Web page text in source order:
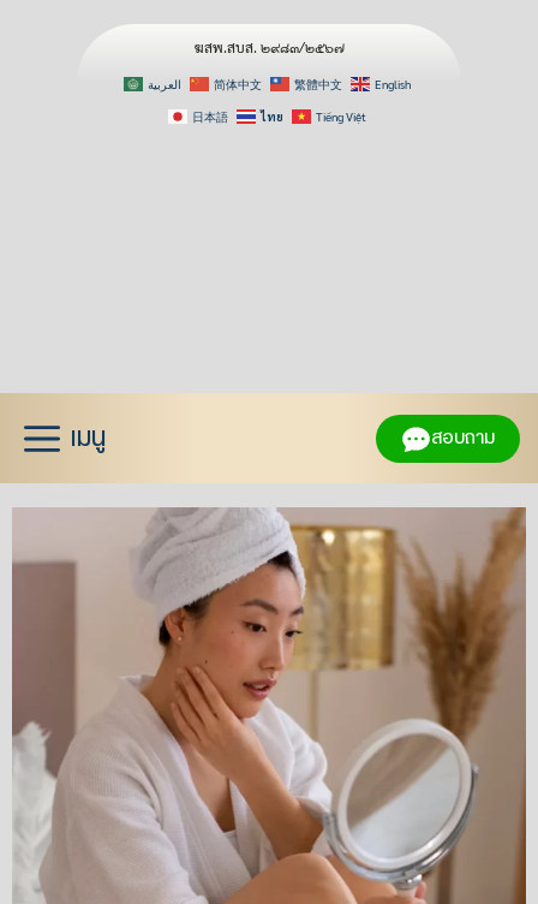
ฆสพ.สบส. ๒๙๘๓/๒๕๖๗
العربية 简体中文 繁體中文 English
日本語 ไทย Tiếng Việt
เมนู สอบถาม